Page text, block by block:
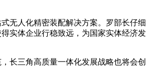
无人化精密装配解决方案。罗部长仔细
实体企业行稳致远，为国家实体经济发
长三角高质量一体化发展战略也将会创